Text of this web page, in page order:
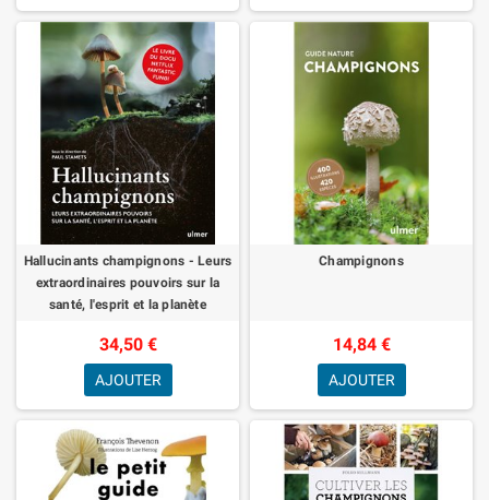
Hallucinants champignons - Leurs
extraordinaires pouvoirs sur la
santé, l'esprit et la planète
34,50 €
AJOUTER
Champignons
14,84 €
AJOUTER